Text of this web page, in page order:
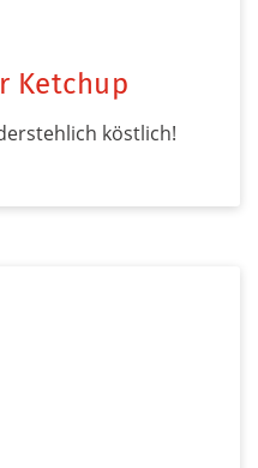
Ketchup
köstlich!